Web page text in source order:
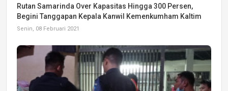
Rutan Samarinda Over Kapasitas Hingga 300 Persen,
Begini Tanggapan Kepala Kanwil Kemenkumham Kaltim
Senin, 08 Februari 2021